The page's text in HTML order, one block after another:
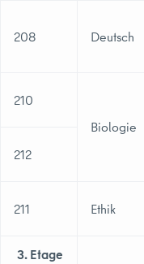
208 Deutsch
210
Biologie
212
211 Ethik
3. Etage